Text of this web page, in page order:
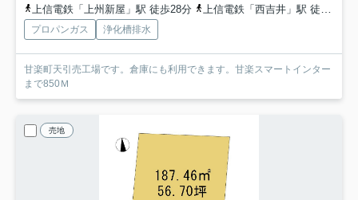
上信電鉄「上州新屋」駅 徒歩28分
上信電鉄「西吉井」駅 徒歩30分
プロパンガス 浄化槽排水
甘楽町天引売工場です。倉庫にも利用できます。甘楽スマートインター
まで850Ｍ
売地